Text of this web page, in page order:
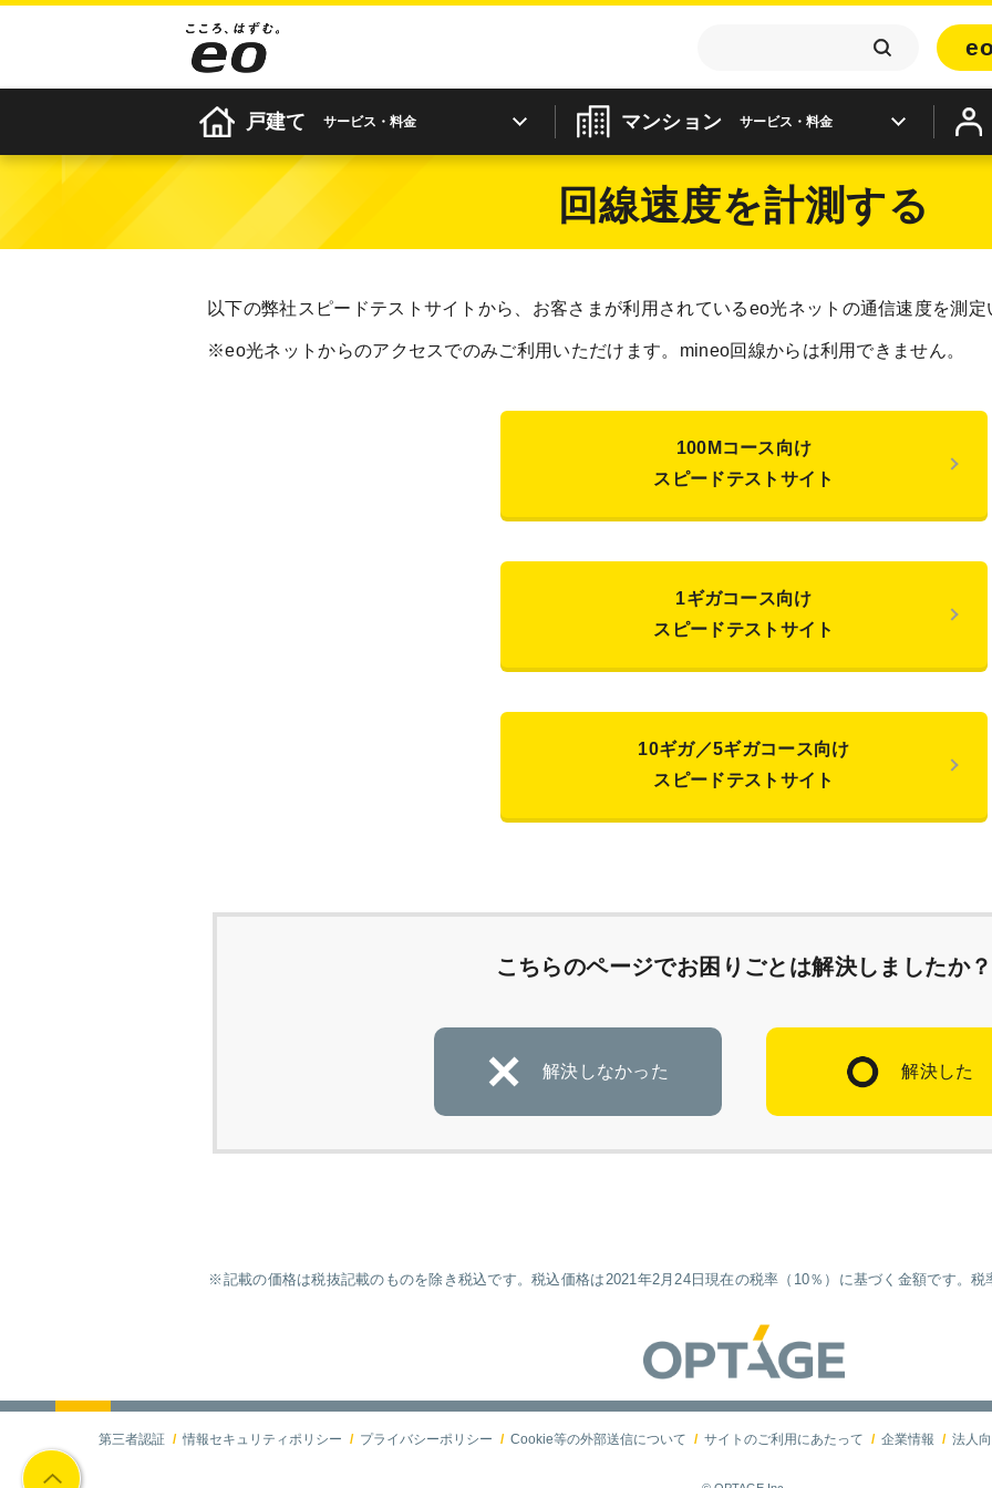
戸建て サービス・料金 マンション サービス・料金
回線速度を計測する
以下の弊社スピードテストサイトから、お客さまが利用されているeo光ネットの通信速度を測
※eo光ネットからのアクセスでのみご利用いただけます。mineo回線からは利用できません。
100Mコース向け
スピードテストサイト
1ギガコース向け
スピードテストサイト
10ギガ／5ギガコース向け
スピードテストサイト
こちらのページでお困りごとは解決しましたか？
解決しなかった 解決した
※記載の価格は税抜記載のものを除き税込です。税込価格は2021年2月24日現在の税率（10％）に基づく金額です。
第三者認証 情報セキュリティポリシー プライバシーポリシー Cookie等の外部送信について サイトのご利用にあたって 企業情報 法人